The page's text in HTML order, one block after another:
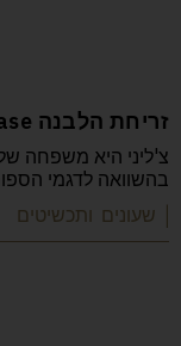
זריחת הלבנה Rolex Cellini Moonphase
צ'ליני היא משפחה
בהשוואה לדגמי
| שעונים ותכשיטים